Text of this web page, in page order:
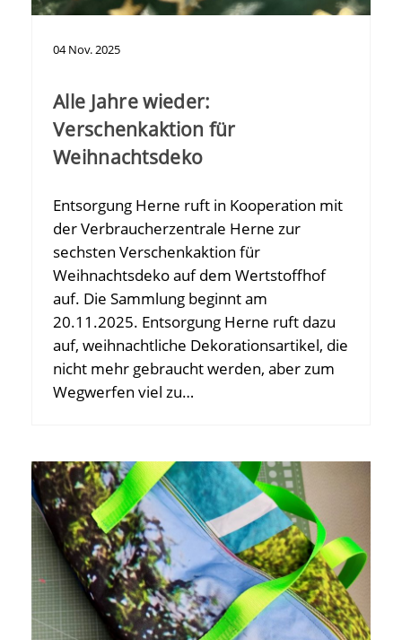
04 Nov.2025
Alle Jahre wieder:
Verschenkaktion für
Weihnachtsdeko
Entsorgung Herne ruft in Kooperation mit
der Verbraucherzentrale Herne zur
sechsten Verschenkaktion für
Weihnachtsdeko auf dem Wertstoffhof
auf. Die Sammlung beginnt am
20.11.2025. Entsorgung Herne ruft dazu
auf, weihnachtliche Dekorationsartikel, die
nicht mehr gebraucht werden, aber zum
Wegwerfen viel zu…